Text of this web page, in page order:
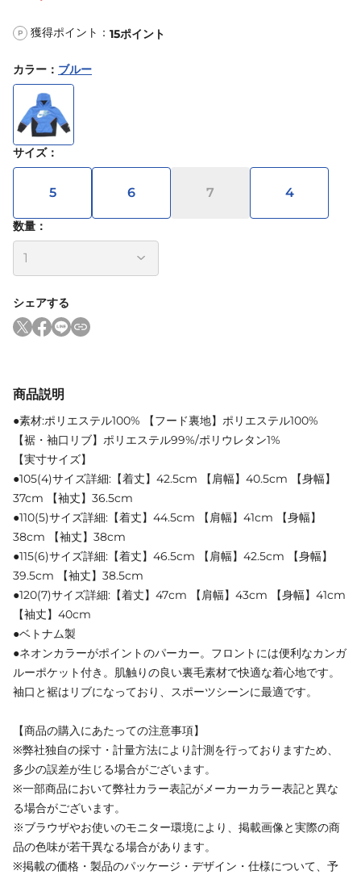
P 獲得ポイント： 15ポイント
カラー ： ブルー
サイズ：
5 6 7 4
数量：
シェアする
商品説明
●素材:ポリエステル100% 【フード裏地】ポリエステル100%
【裾・袖口リブ】ポリエステル99%/ポリウレタン1%
【実寸サイズ】
●105(4)サイズ詳細:【着丈】42.5cm 【肩幅】40.5cm 【身幅】
37cm 【袖丈】36.5cm
●110(5)サイズ詳細:【着丈】44.5cm 【肩幅】41cm 【身幅】
38cm 【袖丈】38cm
●115(6)サイズ詳細:【着丈】46.5cm 【肩幅】42.5cm 【身幅】
39.5cm 【袖丈】38.5cm
●120(7)サイズ詳細:【着丈】47cm 【肩幅】43cm 【身幅】41cm
【袖丈】40cm
●ベトナム製
●ネオンカラーがポイントのパーカー。フロントには便利なカンガ
ルーポケット付き。肌触りの良い裏毛素材で快適な着心地です。
袖口と裾はリブになっており、スポーツシーンに最適です。
【商品の購入にあたっての注意事項】
※弊社独自の採寸・計量方法により計測を行っておりますため、
多少の誤差が生じる場合がございます。
※一部商品において弊社カラー表記がメーカーカラー表記と異な
る場合がございます。
※ブラウザやお使いのモニター環境により、掲載画像と実際の商
品の色味が若干異なる場合があります。
※掲載の価格・製品のパッケージ・デザイン・仕様について、予